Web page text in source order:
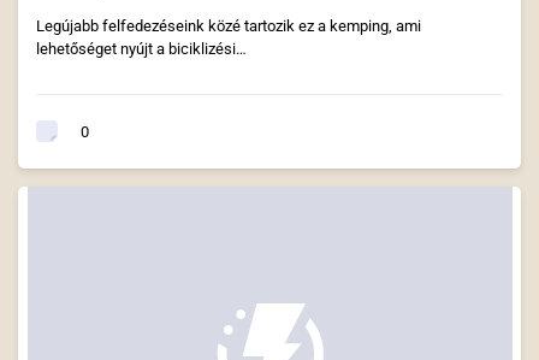
Legújabb felfedezéseink közé tartozik ez a kemping, ami
lehetőséget nyújt a biciklizési…
0